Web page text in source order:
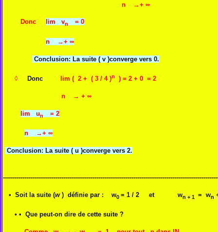
n →+ ∞
Donc lim vn = 0
n →+ ∞
Conclusion: La suite ( v )converge vers 0.
◊ Donc lim ( 2 + ( 3 / 4 )n ) = 2 + 0 = 2
n → + ∞
lim un = 2
n →+ ∞
Conclusion: La suite ( u )converge vers 2.
• Soit la suite (w ) définie par : w0 = 1 / 2 et wn + 1 = wn
• • Que peut-on dire de cette suite ?